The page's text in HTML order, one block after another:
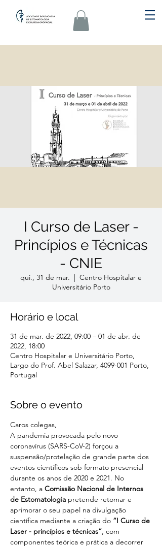
I Curso de Laser -
Princípios e Técnicas
- CNIE
qui., 31 de mar.
  |
Centro Hospitalar e
Universitário Porto
Horário e local
31 de mar. de 2022, 09:00 – 01 de abr. de
2022, 18:00
Centro Hospitalar e Universitário Porto,
Largo do Prof. Abel Salazar, 4099-001 Porto,
Portugal
Sobre o evento
Caros colegas,
A pandemia provocada pelo novo
coronavírus (SARS-CoV-2) forçou a
suspensão/protelação de grande parte dos
eventos científicos sob formato presencial
durante os anos de 2020 e 2021. No
entanto, a Comissão Nacional de Internos
de Estomatologia pretende retomar e
aprimorar o seu papel na divulgação
científica mediante a criação do ”I Curso de
Laser - princípios e técnicas”, com
componentes teórica e prática a decorrer